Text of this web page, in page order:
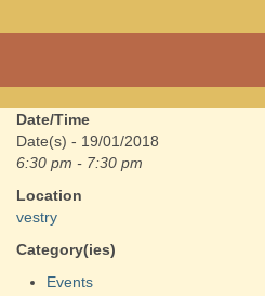
Cwmdu
pentref
llawn
bwrlwm
Cwmdu,
yng
nghanol
Date/Time
Date(s) - 19/01/2018
6:30 pm - 7:30 pm
Location
vestry
Category(ies)
Events